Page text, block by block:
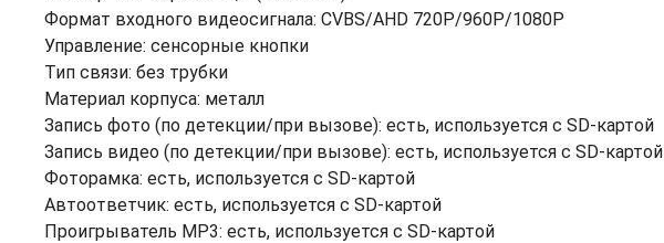
Формат входного видеосигнала: CVBS/AHD 720P/960P/1080P
Управление: сенсорные кнопки
Тип связи: без трубки
Материал корпуса: металл
Запись фото (по детекции/при вызове): есть, используется с SD-картой
Запись видео (по детекции/при вызове): есть, используется с SD-картой
Фоторамка: есть, используется с SD-картой
Автоответчик: есть, используется с SD-картой
Проигрыватель MP3: есть, используется с SD-картой